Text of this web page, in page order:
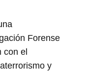
Forense
con el
y